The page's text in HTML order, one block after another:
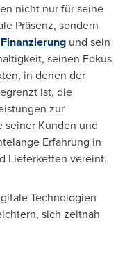
nicht nur für seine
Präsenz, sondern
und sein
seinen Fokus
in denen der
ist, die
zur
seiner Kunden und
Erfahrung in
Lieferketten vereint.
Technologien
sich zeitnah